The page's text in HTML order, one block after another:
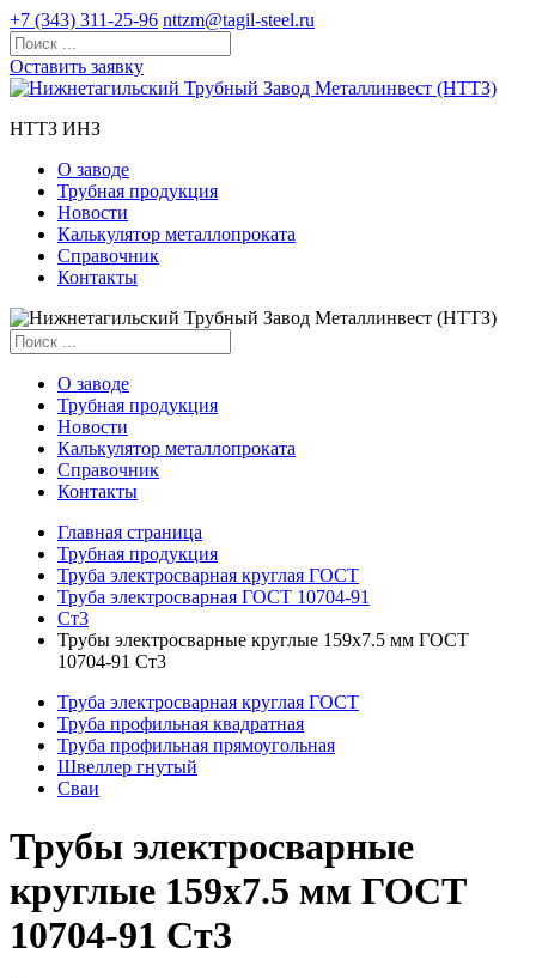
+7 (343) 311-25-96 nttzm@tagil-steel.ru
Оставить заявку
НТТЗ ИНЗ
О заводе
Трубная продукция
Новости
Калькулятор металлопроката
Справочник
Контакты
О заводе
Трубная продукция
Новости
Калькулятор металлопроката
Справочник
Контакты
Главная страница
Трубная продукция
Труба электросварная круглая ГОСТ
Труба электросварная ГОСТ 10704-91
Ст3
Трубы электросварные круглые 159x7.5 мм ГОСТ
10704-91 Ст3
Труба электросварная круглая ГОСТ
Труба профильная квадратная
Труба профильная прямоугольная
Швеллер гнутый
Сваи
Трубы электросварные
круглые 159x7.5 мм ГОСТ
10704-91 Ст3